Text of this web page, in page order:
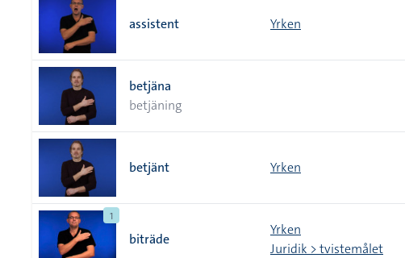
assistent Yrken
betjäna
betjäning
betjänt Yrken
1
biträde
Yrken
Juridik > tvistemålet